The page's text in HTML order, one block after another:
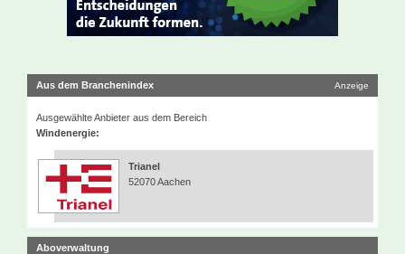
Aus dem Branchenindex Anzeige
Ausgewählte Anbieter aus dem Bereich
Windenergie:
Trianel
52070 Aachen
Aboverwaltung